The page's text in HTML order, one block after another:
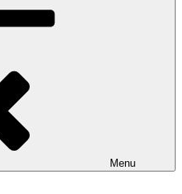
Menu